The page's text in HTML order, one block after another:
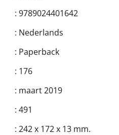
: 9789024401642
: Nederlands
: Paperback
: 176
: maart 2019
: 491
: 242 x 172 x 13 mm.